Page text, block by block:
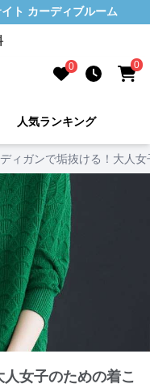
ト カーディブルーム
0 0
人気ランキング
ィガンで垢抜ける！大人
女子のための着こ